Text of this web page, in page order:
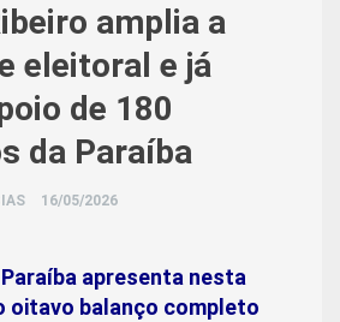
amplia a
eleitoral e já
de 180
da Paraíba
16/05/2026
apresenta nesta
oitavo balanço completo